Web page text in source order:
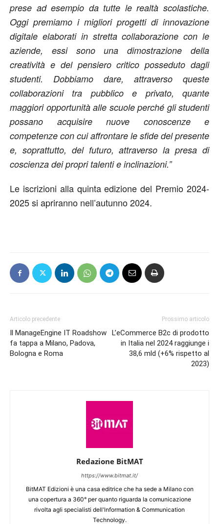
prese ad esempio da tutte le realtà scolastiche.
Oggi premiamo i migliori progetti di innovazione
digitale elaborati in stretta collaborazione con le
aziende, essi sono una dimostrazione della
creatività e del pensiero critico posseduto dagli
studenti. Dobbiamo dare, attraverso queste
collaborazioni tra pubblico e privato, quante
maggiori opportunità alle scuole perché gli studenti
possano acquisire nuove conoscenze e
competenze con cui affrontare le sfide del presente
e, soprattutto, del futuro, attraverso la presa di
coscienza dei propri talenti e inclinazioni.”
Le iscrizioni alla quinta edizione del Premio 2024-
2025 si apriranno nell’autunno 2024.
Articolo precedente
Il ManageEngine IT Roadshow
fa tappa a Milano, Padova,
Bologna e Roma
Prossimo articolo
L’eCommerce B2c di prodotto
in Italia nel 2024 raggiunge i
38,6 mld (+6% rispetto al
2023)
Redazione BitMAT
https://www.bitmat.it/
BitMAT Edizioni è una casa editrice che ha sede a Milano con
una copertura a 360° per quanto riguarda la comunicazione
rivolta agli specialisti dell'lnformation & Communication
Technology.